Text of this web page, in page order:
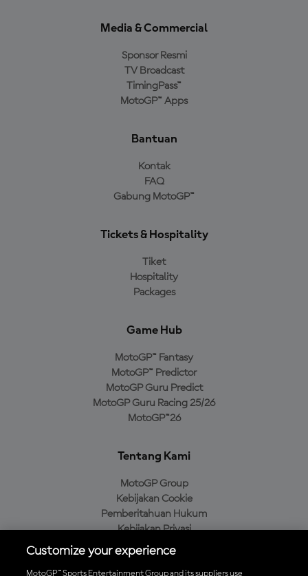
Media & Commercial
Sponsor Resmi
TV Broadcast
TimingPass™
MotoGP™ Apps
Bantuan
Kontak
FAQ
Gabung MotoGP™
Tickets & Hospitality
Tiket
Hospitality
Packages
Game Hub
MotoGP™ Fantasy
MotoGP™ Predictor
MotoGP Guru Predict
MotoGP Guru Racing 25/26
MotoGP™26
Tentang Kami
MotoGP Group
Kebijakan Cookie
Pemberitahuan Hukum
Kebijakan Privasi
Kebijakan Pembelian
Customize your experience
MotoGP™ Sports Entertainment Group and its suppliers use